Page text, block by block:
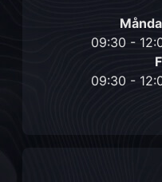
09:30 -
09:30 -